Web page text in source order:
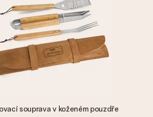
souprava v koženém pouzdře